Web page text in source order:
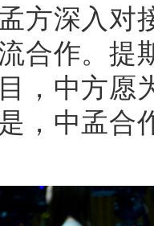
方深入对
合作。提
，中方愿
，中孟合